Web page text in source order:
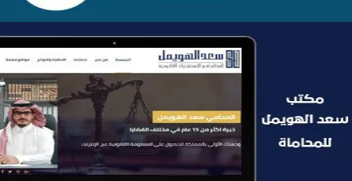
موقع سعد الهويمل للمحاماة
التفاصيل